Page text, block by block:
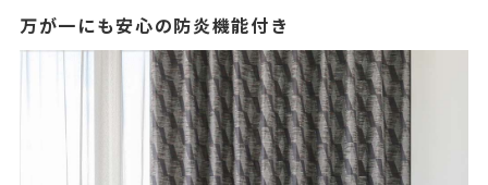
万が一にも安心の防炎機能付き